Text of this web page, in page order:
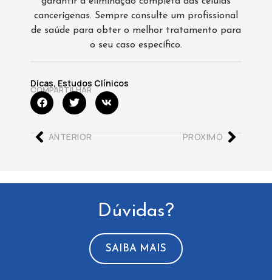
cancerígenas. Sempre consulte um profissional
de saúde para obter o melhor tratamento para
o seu caso específico.
Dicas, Estudos Clínicos
COMPARTILHAR
ANTERIOR PROXIMO
Dúvidas?
SAIBA MAIS